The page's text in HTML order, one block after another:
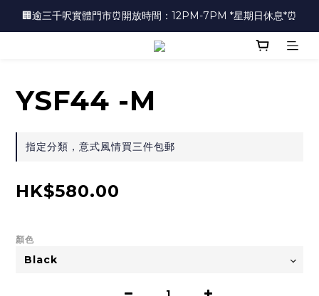
🏢逾三千呎實體門市⏰開放時間：12PM-7PM *星期日休息*⏰
🏢逾三千呎實體門市⏰開放時間：12PM-7PM *星期日休息*⏰
👜📣 歡迎隨時光臨 📣💍
🏢逾三千呎實體門市⏰開放時間：12PM-7PM *星期日休息*⏰
YSF44 -M
指定分類，意式風情買三件包郵
HK$580.00
顏色